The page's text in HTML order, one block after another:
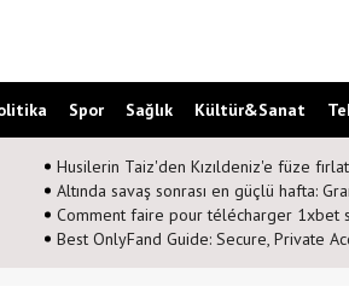
Spor Sağlık Kültür&Sanat
Husilerin Taiz'den Kızıldeniz'e füze
Altında savaş sonrası en güçlü hafta:
Comment faire pour télécharger 1xbet
Best OnlyFand Guide: Secure, Private